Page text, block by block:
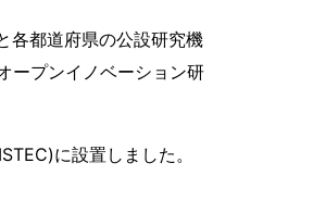
各都道府県の公設研究機
ープンイノベーション研
に設置しました。